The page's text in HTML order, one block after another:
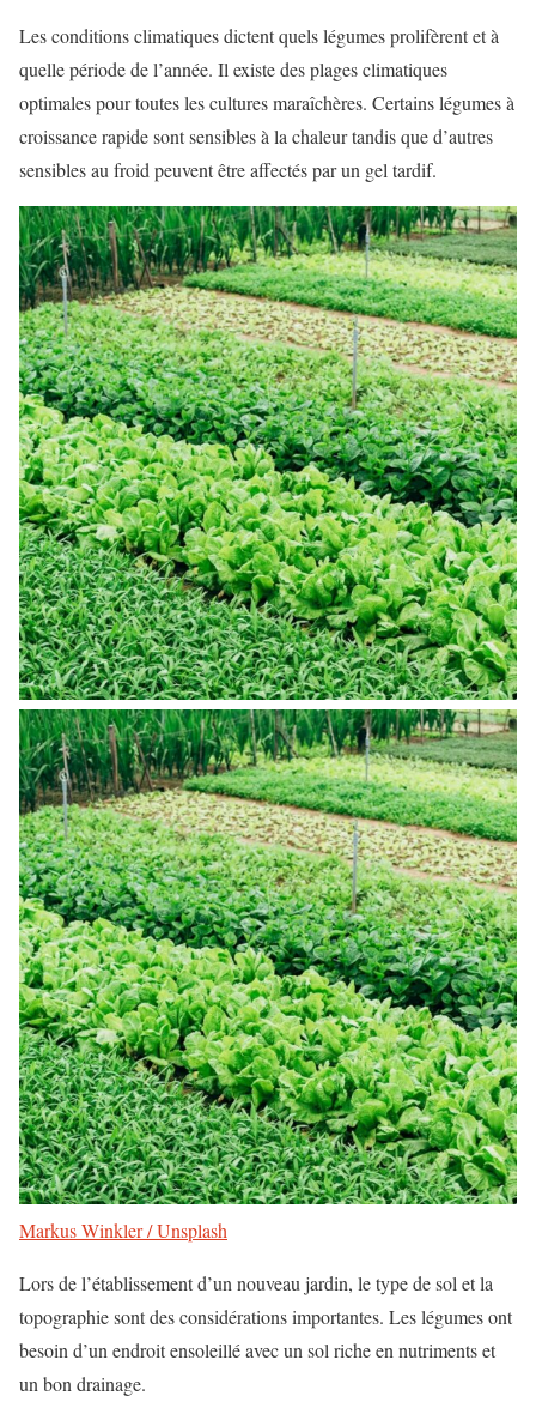
Les conditions climatiques dictent quels légumes prolifèrent et à
quelle période de l’année. Il existe des plages climatiques
optimales pour toutes les cultures maraîchères. Certains légumes à
croissance rapide sont sensibles à la chaleur tandis que d’autres
sensibles au froid peuvent être affectés par un gel tardif.
Markus Winkler / Unsplash
Lors de l’établissement d’un nouveau jardin, le type de sol et la
topographie sont des considérations importantes. Les légumes ont
besoin d’un endroit ensoleillé avec un sol riche en nutriments et
un bon drainage.